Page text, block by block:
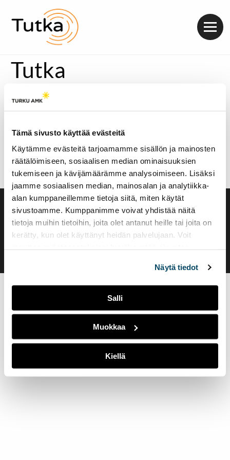
Tämä sivusto käyttää evästeitä
Käytämme evästeitä tarjoamamme sisällön ja mainosten
räätälöimiseen, sosiaalisen median ominaisuuksien
tukemiseen ja kävijämäärämme analysoimiseen. Lisäksi
jaamme sosiaalisen median, mainosalan ja analytiikka-
alan kumppaneillemme tietoja siitä, miten käytät
sivustoamme. Kumppanimme voivat yhdistää näitä
tietoja muihin tietoihin, joita olet antanut heille tai joita on
kerätty, kun olet käyttänyt heidän palvelujaan. Voit
Näytä tiedot
Salli
Muokkaa
Kiellä
Tutka
[metaslider id=24936]
Finanssitalous jää ihmisten ymmärryksen
tarkastella kriittisesti. Seppäsen tuore kirja
Suomi vaikenee?arvostelee Euroopan keskuspankin
ja Suomen pankin rahapolitiikkaa.
Äänitoistin
Saavutettavuusseloste
Evästeasetukset